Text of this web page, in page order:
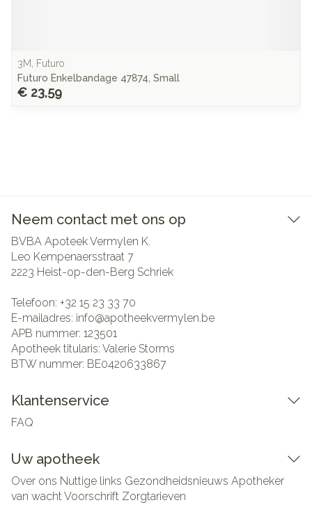
3M, Futuro
Futuro Enkelbandage 47874, Small
€ 23,59
Neem contact met ons op
BVBA Apoteek Vermylen K.
Leo Kempenaersstraat 7
2223 Heist-op-den-Berg Schriek
Telefoon: +32 15 23 33 70
E-mailadres: info@apotheekvermylen.be
APB nummer: 123501
Apotheek titularis: Valerie Storms
BTW nummer: BE0420633867
Klantenservice
FAQ
Uw apotheek
Over ons Nuttige links Gezondheidsnieuws Apotheker
van wachtVoorschrift Zorgtarieven